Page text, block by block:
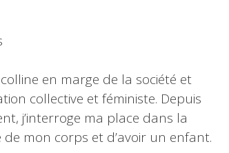
en marge de la société et
collective et féministe. Depuis
j’interroge ma place dans la
mon corps et d’avoir un enfant.